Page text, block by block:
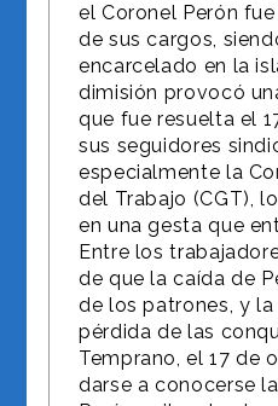
el Coronel Perón
de sus cargos,
encarcelado en la
dimisión provocó
que fue resuelta el
sus seguidores
especialmente la
del Trabajo (CGT),
en una gesta que
Entre los
de que la caída de
de los patrones, y
pérdida de las
Temprano, el 17 de
darse a conocerse